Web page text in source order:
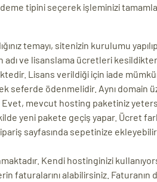
tipini seçerek işleminizi
temayı, sitenizin kurulumu
adı ve lisanslama ücretleri
Lisans verildiği için iade
seferde ödenmelidir. Aynı domain
Evet, mevcut hosting paketiniz
yeni pakete geçiş yapar. Ücret
sayfasında sepetinize
Kendi hostinginizi
faturalarını alabilirsiniz.